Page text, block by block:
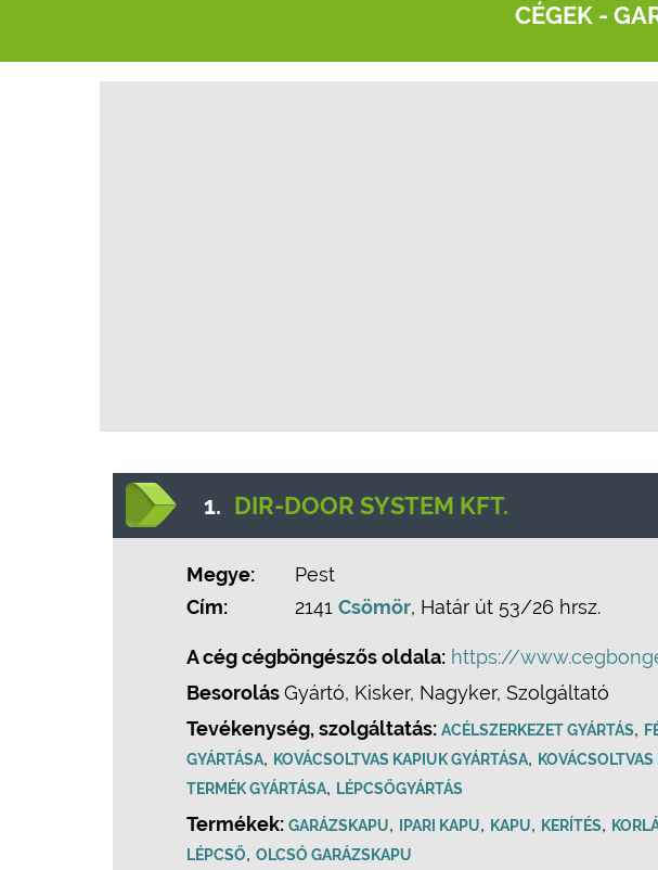
CÉGEK -
1. DIR-DOOR SYSTEM KFT.
Megye:
Pest
Cím:
2141 Csömör, Határ út 53/26 hrsz.
A cég cégböngészős oldala: https://
BesorolásGyártó, Kisker, Nagyker, Szolgáltató
Tevékenység, szolgáltatás: ACÉLSZERKEZET GYÁRTÁS,
GYÁRTÁSA, KOVÁCSOLTVAS KAPIUK GYÁRTÁSA,
TERMÉK GYÁRTÁSA, LÉPCSŐGYÁRTÁS
Termékek: GARÁZSKAPU, IPARI KAPU, KAPU, KERÍTÉS,
LÉPCSŐ, OLCSÓ GARÁZSKAPU